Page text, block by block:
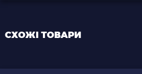
СХОЖІ ТОВАРИ